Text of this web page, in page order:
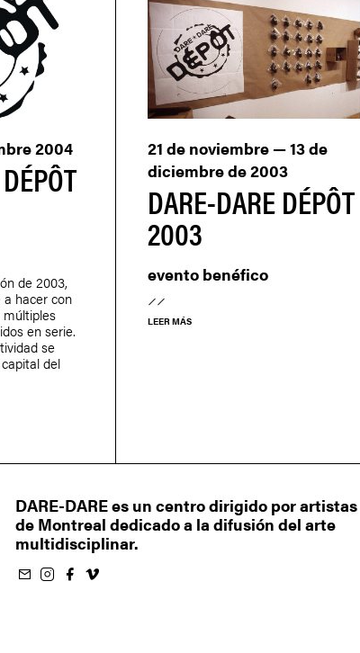
2004
de 2003,
hacer con
en serie.
se
del
DARE-DARE DÉPÔT
2003
21 de noviembre — 13 de
diciembre de 2003
evento benéfico
LEER MÁS
DARE-DARE es un centro dirigido por artistas
de Montreal dedicado a la difusión del arte
multidisciplinar.